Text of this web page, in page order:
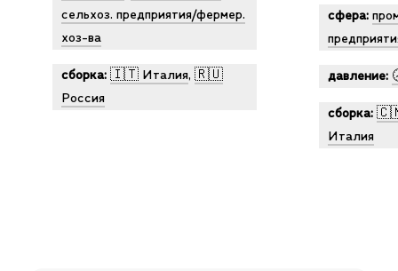
сельхоз. предприятия/фермер.
хоз-ва
сборка: 🇮🇹 Италия, 🇷🇺
Россия
сфера:
давление:
сборка: 🇨🇳
Италия